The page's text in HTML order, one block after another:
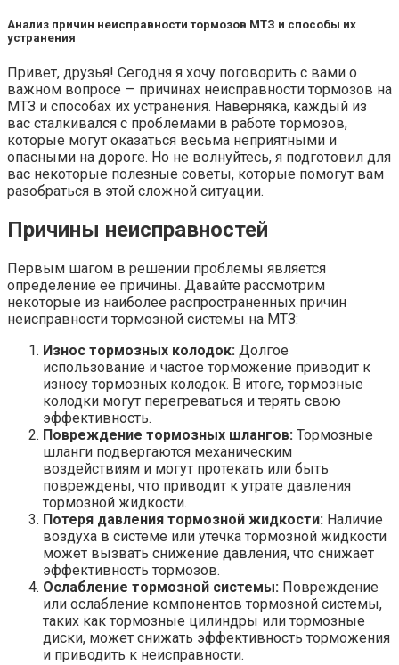
Анализ причин неисправности тормозов МТЗ и способы их
устранения
Привет, друзья! Сегодня я хочу поговорить с вами о
важном вопросе — причинах неисправности тормозов на
МТЗ и способах их устранения. Наверняка, каждый из
вас сталкивался с проблемами в работе тормозов,
которые могут оказаться весьма неприятными и
опасными на дороге. Но не волнуйтесь, я подготовил для
вас некоторые полезные советы, которые помогут вам
разобраться в этой сложной ситуации.
Причины неисправностей
Первым шагом в решении проблемы является
определение ее причины. Давайте рассмотрим
некоторые из наиболее распространенных причин
неисправности тормозной системы на МТЗ:
Износ тормозных колодок: Долгое
использование и частое торможение приводит к
износу тормозных колодок. В итоге, тормозные
колодки могут перегреваться и терять свою
эффективность.
Повреждение тормозных шлангов: Тормозные
шланги подвергаются механическим
воздействиям и могут протекать или быть
повреждены, что приводит к утрате давления
тормозной жидкости.
Потеря давления тормозной жидкости: Наличие
воздуха в системе или утечка тормозной жидкости
может вызвать снижение давления, что снижает
эффективность тормозов.
Ослабление тормозной системы: Повреждение
или ослабление компонентов тормозной системы,
таких как тормозные цилиндры или тормозные
диски, может снижать эффективность торможения
и приводить к неисправности.